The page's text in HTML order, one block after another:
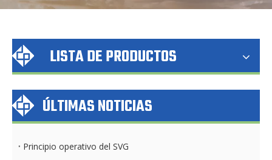
LISTA DE PRODUCTOS
ÚLTIMAS NOTICIAS
Principio operativo del SVG